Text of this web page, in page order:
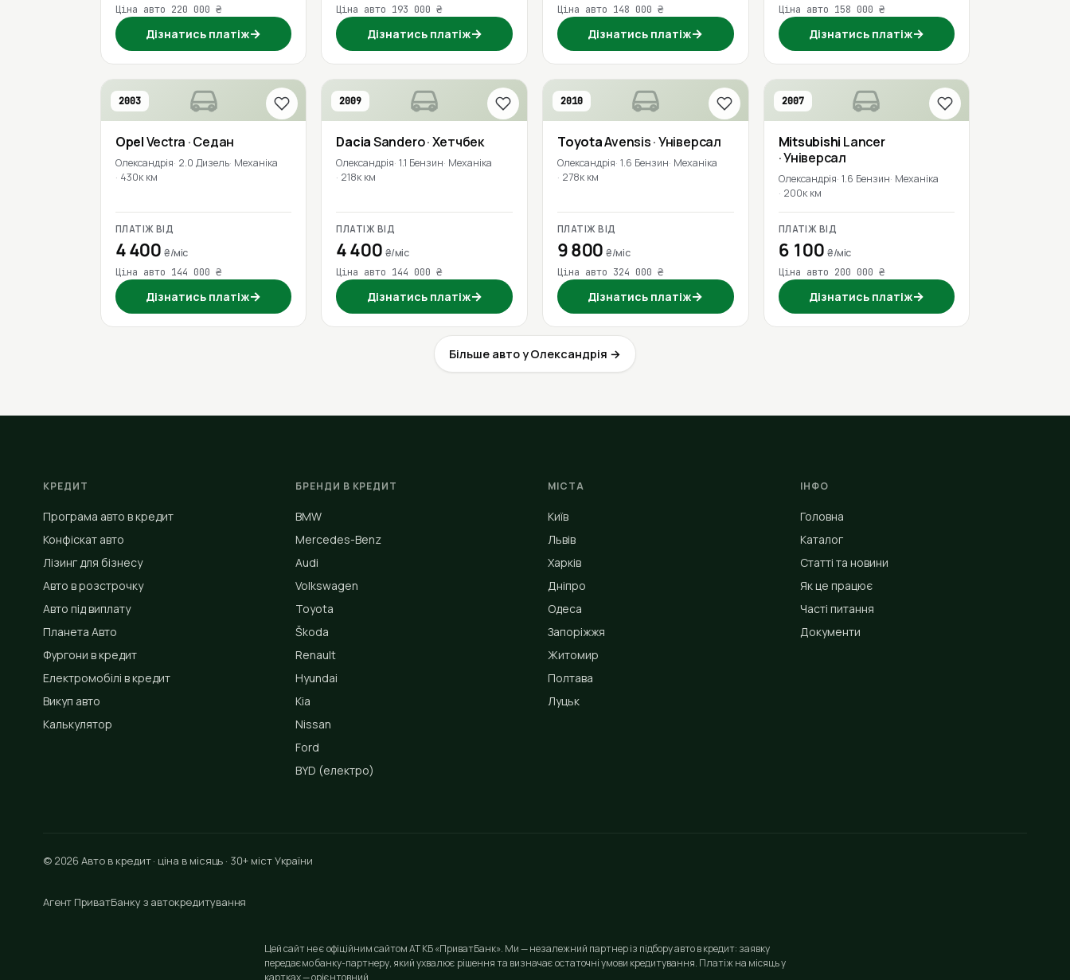
Ціна авто 220 000 ₴
Дізнатись платіж→
Ціна авто 193 000 ₴
Дізнатись платіж→
Ціна авто 148 000 ₴
Дізнатись платіж→
Ціна авто 158 000 ₴
Дізнатись платіж→
2003
OpelVectra · Седан
Олександрія 2.0 Дизель Механіка
430к км
ПЛАТІЖ ВІД
4 400₴/міс
Ціна авто 144 000 ₴
Дізнатись платіж→
2009
DaciaSandero· Хетчбек
Олександрія 1.1 Бензин Механіка
218к км
ПЛАТІЖ ВІД
4 400 ₴/міс
Ціна авто 144 000 ₴
Дізнатись платіж→
2010
ToyotaAvensis· Універсал
Олександрія 1.6 Бензин Механіка
278к км
ПЛАТІЖ ВІД
9 800₴/міс
Ціна авто 324 000 ₴
Дізнатись платіж→
2007
Mitsubishi Lancer
· Універсал
Олександрія 1.6 Бензин Механіка
200к км
ПЛАТІЖ ВІД
6 100 ₴/міс
Ціна авто 200 000 ₴
Дізнатись платіж→
Більше авто у Олександрія →
КРЕДИТ
Програма авто в кредит
Конфіскат авто
Лізинг для бізнесу
Авто в розстрочку
Авто під виплату
Планета Авто
Фургони в кредит
Електромобілі в кредит
Викуп авто
Калькулятор
БРЕНДИ В КРЕДИТ
BMW
Mercedes-Benz
Audi
Volkswagen
Toyota
Škoda
Renault
Hyundai
Kia
Nissan
Ford
BYD (електро)
МІСТА
Київ
Львів
Харків
Дніпро
Одеса
Запоріжжя
Житомир
Полтава
Луцьк
ІНФО
Головна
Каталог
Статті та новини
Як це працює
Часті питання
Документи
© 2026 Авто в кредит · ціна в місяць · 30+ міст України
Агент ПриватБанку з автокредитування
Цей сайт не є офіційним сайтом АТ КБ «ПриватБанк». Ми — незалежний партнер із підбору авто в кредит: заявку
передаємо банку-партнеру, який ухвалює рішення та визначає остаточні умови кредитування. Платіж на місяць у
картках — орієнтовний.